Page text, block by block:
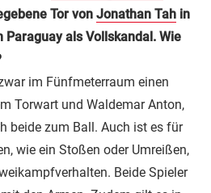
Tor von Jonathan Tah in
als Vollskandal. Wie
im Fünfmeterraum einen
Torwart und Waldemar Anton,
beide zum Ball. Auch ist es für
wie ein Stoßen oder Umreißen,
Beide Spieler